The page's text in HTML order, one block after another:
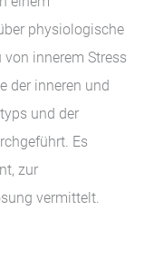
physiologische
innerem Stress
der inneren und
und der
Es
zur
vermittelt.